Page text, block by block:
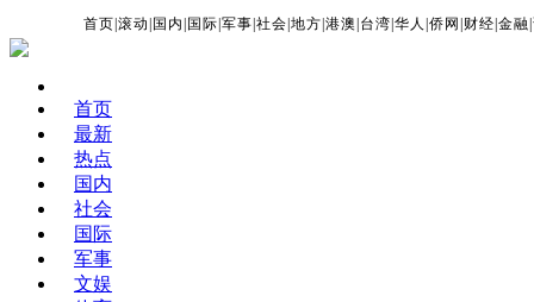
首页 |滚动 国内 国际 |军事 |社会 |地方 |港澳 台湾 |华人 |侨网 财经 |金融 |
首页
最新
热点
国内
社会
国际
军事
文娱